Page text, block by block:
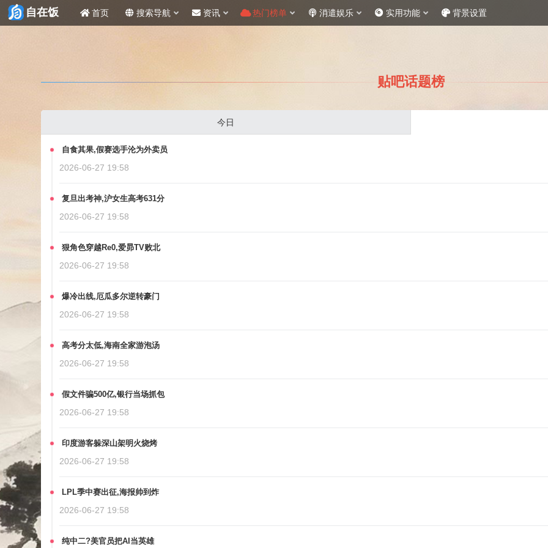
自在饭 首页 搜索导航 资讯 热门榜单 消遣娱乐 实用功能 背景设置
贴吧话题榜
今日
自食其果,假赛选手沦为外卖员
2026-06-27 19:58
复旦出考神,沪女生高考631分
2026-06-27 19:58
狠角色穿越Re0,爱昴TV败北
2026-06-27 19:58
爆冷出线,厄瓜多尔逆转豪门
2026-06-27 19:58
高考分太低,海南全家游泡汤
2026-06-27 19:58
假文件骗500亿,银行当场抓包
2026-06-27 19:58
印度游客躲深山架明火烧烤
2026-06-27 19:58
LPL季中赛出征,海报帅到炸
2026-06-27 19:58
纯中二?美官员把AI当英雄